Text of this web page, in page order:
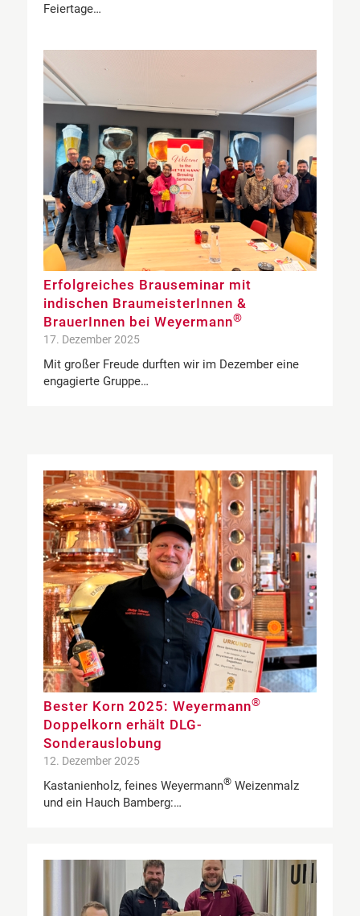
Feiertage…
Erfolgreiches Brauseminar mit
indischen BraumeisterInnen &
BrauerInnen bei Weyermann®
17. Dezember 2025
Mit großer Freude durften wir im Dezember eine
engagierte Gruppe…
Bester Korn 2025: Weyermann®
Doppelkorn erhält DLG-
Sonderauslobung
12. Dezember 2025
Kastanienholz, feines Weyermann®Weizenmalz
und ein Hauch Bamberg:…